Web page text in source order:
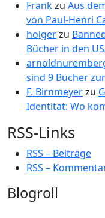
Frankzu Aus
von Paul-Henri
holgerzu
Bücher in den
sind 9 Bücher
F. Birnmeyerzu
Identität: Wo
RSS-Links
RSS – Beiträge
RSS –
Blogroll